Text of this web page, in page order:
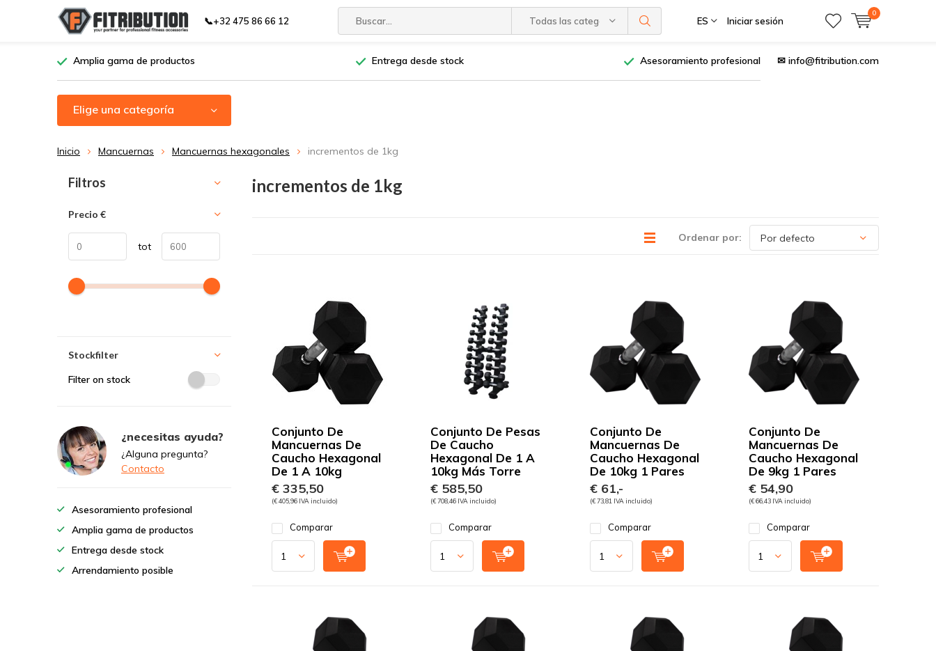
📞+32 475 86 66 12 Todas las categorías ES Iniciar sesión
0
Amplia gama de productos Entrega desde stock Asesoramiento profesional ✉ info@fitribution.com
Elige una categoría
Inicio Mancuernas Mancuernas hexagonales incrementos de 1kg
incrementos de 1kg
Ordenar por:
Conjunto De
Mancuernas De
Caucho Hexagonal
De 1 A 10kg
€ 335,50
(€ 405,96 IVA incluido)
Comparar
Conjunto De Pesas
De Caucho
Hexagonal De 1 A
10kg Más Torre
€ 585,50
(€ 708,46 IVA incluido)
Comparar
Conjunto De
Mancuernas De
Caucho Hexagonal
De 10kg 1 Pares
€ 61,-
(€ 73,81 IVA incluido)
Comparar
Conjunto De
Mancuernas De
Caucho Hexagonal
De 9kg 1 Pares
€ 54,90
(€ 66,43 IVA incluido)
Comparar
Ordenar por:
Filtros
Precio €
tot
Stockfilter
Filter on stock
¿necesitas ayuda?
¿Alguna pregunta?
Contacto
Asesoramiento profesional
Amplia gama de productos
Entrega desde stock
Arrendamiento posible